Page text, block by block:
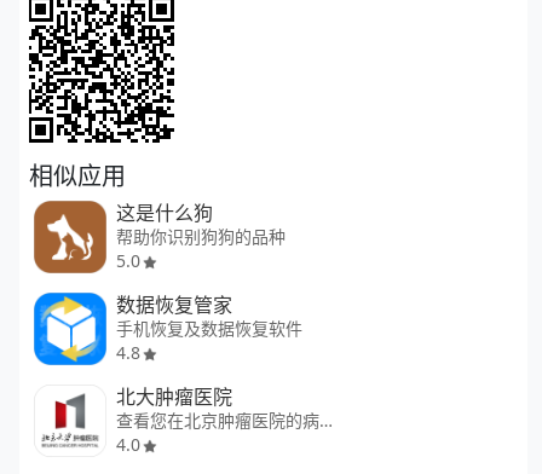
相似应用
这是什么狗
帮助你识别狗狗的品种
5.0
数据恢复管家
手机恢复及数据恢复软件
4.8
北大肿瘤医院
查看您在北京肿瘤医院的病历
4.0